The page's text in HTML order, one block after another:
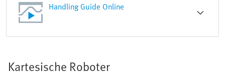
Handling Guide Online
Kartesische Roboter